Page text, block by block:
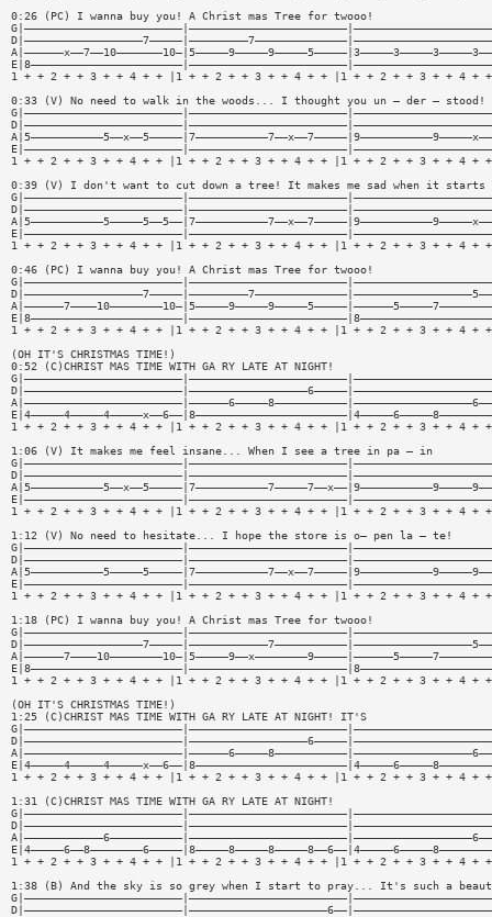
0:26 (PC) I wanna buy you! A Christ mas Tree for twooo!
1 + + 2 + + 3 + + 4 + + |1 + + 2 + + 3 + + 4 + + |1 + + 2 + + 3 + + 4 +
0:33 (V) No need to walk in the woods... I thought you un — der — stood!
1 + + 2 + + 3 + + 4 + + |1 + + 2 + + 3 + + 4 + + |1 + + 2 + + 3 + + 4 +
0:39 (V) I don't want to cut down a tree! It makes me sad when it
1 + + 2 + + 3 + + 4 + + |1 + + 2 + + 3 + + 4 + + |1 + + 2 + + 3 + + 4 +
0:46 (PC) I wanna buy you! A Christ mas Tree for twooo!
1 + + 2 + + 3 + + 4 + + |1 + + 2 + + 3 + + 4 + + |1 + + 2 + + 3 + + 4 +
(OH IT'S CHRISTMAS TIME!)
0:52 (C)CHRIST MAS TIME WITH GA RY LATE AT NIGHT!
1 + + 2 + + 3 + + 4 + + |1 + + 2 + + 3 + + 4 + + |1 + + 2 + + 3 + + 4 +
1:06 (V) It makes me feel insane... When I see a tree in pa — in
1 + + 2 + + 3 + + 4 + + |1 + + 2 + + 3 + + 4 + + |1 + + 2 + + 3 + + 4 +
1:12 (V) No need to hesitate... I hope the store is o— pen la — te!
1 + + 2 + + 3 + + 4 + + |1 + + 2 + + 3 + + 4 + + |1 + + 2 + + 3 + + 4 +
1:18 (PC) I wanna buy you! A Christ mas Tree for twooo!
1 + + 2 + + 3 + + 4 + + |1 + + 2 + + 3 + + 4 + + |1 + + 2 + + 3 + + 4 +
(OH IT'S CHRISTMAS TIME!)
1:25 (C)CHRIST MAS TIME WITH GA RY LATE AT NIGHT! IT'S
1 + + 2 + + 3 + + 4 + + |1 + + 2 + + 3 + + 4 + + |1 + + 2 + + 3 + + 4 +
1:31 (C)CHRIST MAS TIME WITH GA RY LATE AT NIGHT!
1 + + 2 + + 3 + + 4 + + |1 + + 2 + + 3 + + 4 + + |1 + + 2 + + 3 + + 4 +
1:38 (B) And the sky is so grey when I start to pray... It's such a